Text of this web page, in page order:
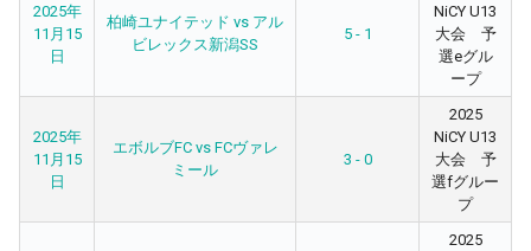
2025年
11月15
日
柏崎ユナイテッド vs アル
ビレックス新潟SS
5 - 1
NiCY U13
大会 予
選eグル
ープ
2025年
11月15
日
エボルブFC vs FCヴァレ
ミール
3 - 0
2025
NiCY U13
大会 予
選fグルー
プ
2025